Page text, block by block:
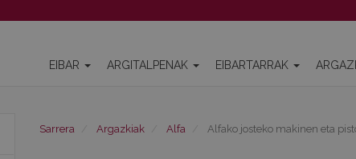
EIBAR ARGITALPENAK EIBARTARRAK
Sarrera Argazkiak Alfa Alfako josteko makinen eta